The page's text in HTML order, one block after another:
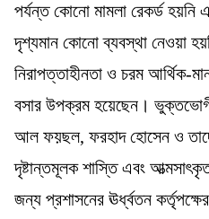
পর্যন্ত কোনো মামলা রেকর্ড
দৃশ্যমান কোনো ব্যবস্থা নেওয়া
নিরাপত্তাহীনতা ও চরম আর্থিক-
বসার উপক্রম হয়েছেন।
আল ফয়ছল, ফরহাদ হোসেন ও
দৃষ্টান্তমূলক শাস্তি এবং
জন্য প্রশাসনের ঊর্ধ্বতন